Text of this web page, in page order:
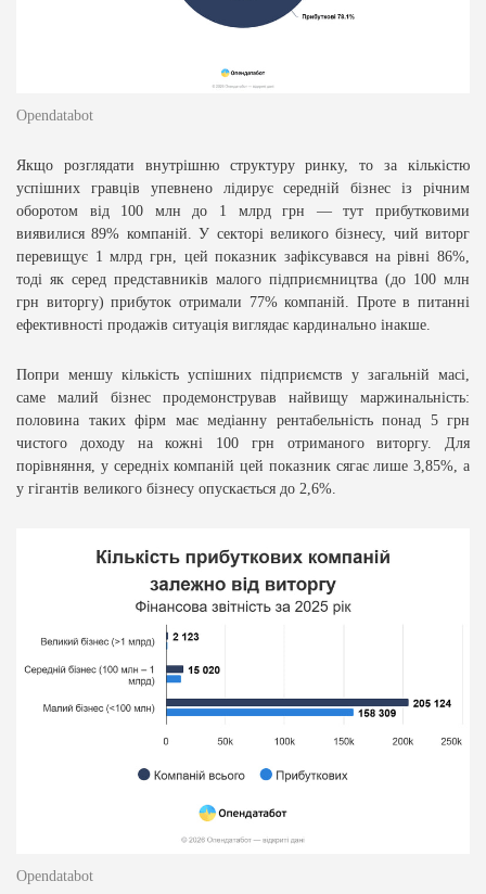
Opendatabot
Якщо розглядати внутрішню структуру ринку, то за кількістю
успішних гравців упевнено лідирує середній бізнес із річним
оборотом від 100 млн до 1 млрд грн — тут прибутковими
виявилися 89% компаній. У секторі великого бізнесу, чий виторг
перевищує 1 млрд грн, цей показник зафіксувався на рівні 86%,
тоді як серед представників малого підприємництва (до 100 млн
грн виторгу) прибуток отримали 77% компаній. Проте в питанні
ефективності продажів ситуація виглядає кардинально інакше.
Попри меншу кількість успішних підприємств у загальній масі,
саме малий бізнес продемонстрував найвищу маржинальність:
половина таких фірм має медіанну рентабельність понад 5 грн
чистого доходу на кожні 100 грн отриманого виторгу. Для
порівняння, у середніх компаній цей показник сягає лише 3,85%, а
у гігантів великого бізнесу опускається до 2,6%.
Opendatabot